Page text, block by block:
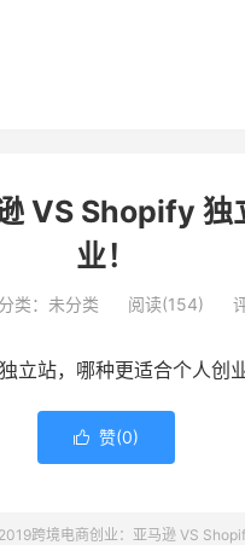
VS Shopify 独
业！
分类：未分类 阅读(154)
站，哪种更适合个人创业
 赞(0)
2019跨境电商创业：亚马逊 VS